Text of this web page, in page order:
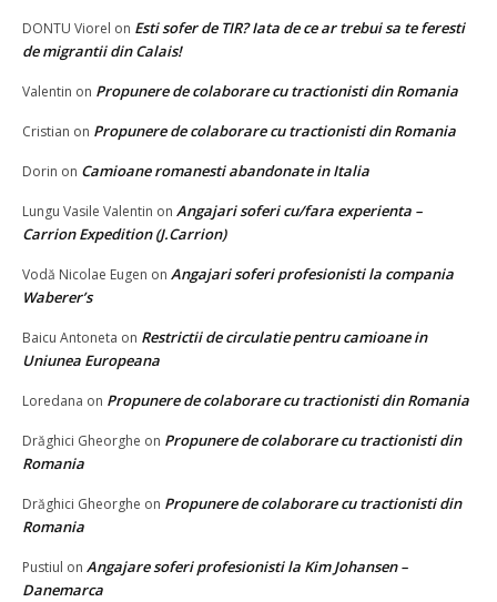
DONTU Viorel on Esti sofer de TIR? Iata de ce ar trebui sa te feresti
de migrantii din Calais!
Valentin on Propunere de colaborare cu tractionisti din Romania
Cristian on Propunere de colaborare cu tractionisti din Romania
Dorin on Camioane romanesti abandonate in Italia
Lungu Vasile Valentin on Angajari soferi cu/fara experienta –
Carrion Expedition (J.Carrion)
Vodă Nicolae Eugen on Angajari soferi profesionisti la compania
Waberer’s
Baicu Antoneta on Restrictii de circulatie pentru camioane in
Uniunea Europeana
Loredana on Propunere de colaborare cu tractionisti din Romania
Drăghici Gheorghe on Propunere de colaborare cu tractionisti din
Romania
Drăghici Gheorghe on Propunere de colaborare cu tractionisti din
Romania
Pustiul on Angajare soferi profesionisti la Kim Johansen –
Danemarca